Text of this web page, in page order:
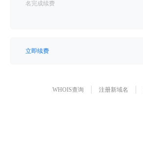
名完成续费
立即续费
WHOIS查询 注册新域名